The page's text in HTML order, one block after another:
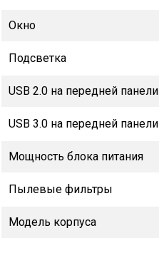
Окно
Подсветка
USB 2.0 на передней панели
USB 3.0 на передней панели
Мощность блока питания
Пылевые фильтры
Модель корпуса